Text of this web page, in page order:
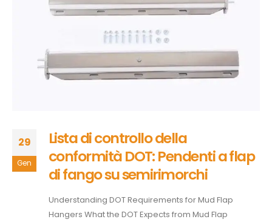
29
Gen
Lista di controllo della
conformità DOT: Pendenti a flap
di fango su semirimorchi
Understanding DOT Requirements for Mud Flap
Hangers What the DOT Expects from Mud Flap